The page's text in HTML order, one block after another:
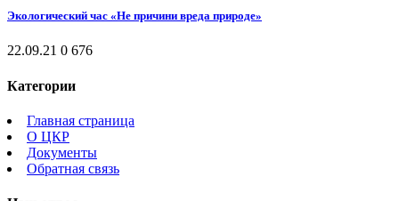
Экологический час «Не причини вреда природе»
22.09.21 0 676
Категории
Главная страница
О ЦКР
Документы
Обратная связь